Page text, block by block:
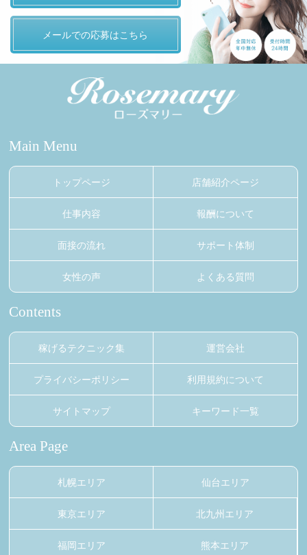
メールでの応募はこちら
Main Menu
トップページ 店舗紹介ページ
仕事内容 報酬について
面接の流れ サポート体制
女性の声 よくある質問
Contents
稼げるテクニック集 運営会社
プライバシーポリシー 利用規約について
サイトマップ キーワード一覧
Area Page
札幌エリア 仙台エリア
東京エリア 北九州エリア
福岡エリア 熊本エリア